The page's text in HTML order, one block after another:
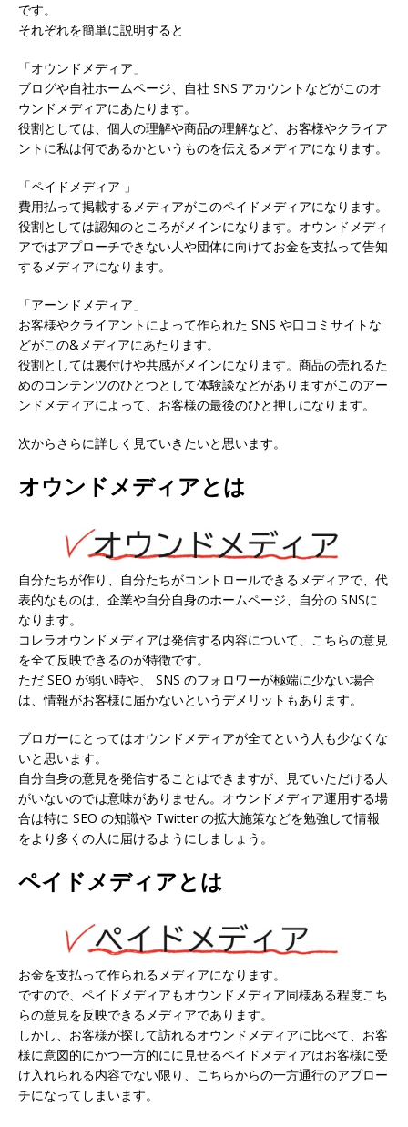
です。
それぞれを簡単に説明すると
「オウンドメディア」
ブログや自社ホームページ、自社 SNS アカウントなどがこのオ
ウンドメディアにあたります。
役割としては、個人の理解や商品の理解など、お客様やクライア
ントに私は何であるかというものを伝えるメディアになります。
「ペイドメディア 」
費用払って掲載するメディアがこのペイドメディアになります。
役割としては認知のところがメインになります。オウンドメディ
アではアプローチできない人や団体に向けてお金を支払って告知
するメディアになります。
「アーンドメディア」
お客様やクライアントによって作られた SNS や口コミサイトな
どがこの&メディアにあたります。
役割としては裏付けや共感がメインになります。商品の売れるた
めのコンテンツのひとつとして体験談などがありますがこのアー
ンドメディアによって、お客様の最後のひと押しになります。
次からさらに詳しく見ていきたいと思います。
オウンドメディアとは
自分たちが作り、自分たちがコントロールできるメディアで、代
表的なものは、企業や自分自身のホームページ、自分の SNSに
なります。
コレラオウンドメディアは発信する内容について、こちらの意見
を全て反映できるのが特徴です。
ただ SEO が弱い時や、 SNS のフォロワーが極端に少ない場合
は、情報がお客様に届かないというデメリット もあります。
ブロガーにとってはオウンドメディアが全てという人も少なくな
いと思います。
自分自身の意見を発信することはできますが、見ていただける人
がいないのでは意味がありません。オウンドメディア運用する場
合は特に SEO の知識や Twitter の拡大施策などを勉強して情報
をより多くの人に届けるようにしましょう。
ペイドメディアとは
お金を支払って作られるメディアになります。
ですので、ペイドメディアもオウンドメディア同様ある程度こち
らの意見を反映できるメディアであります。
しかし、お客様が探して訪れるオウンドメディアに比べて、お客
様に意図的にかつ一方的にに見せるペイドメディアはお客様に受
け入れられる内容でない限り、こちらからの一方通行のアプロー
チになってしまいます。